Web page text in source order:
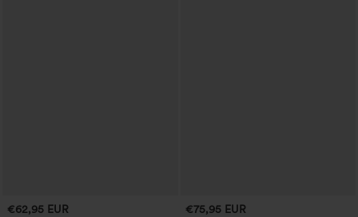
€62,95 EUR €75,95 EUR